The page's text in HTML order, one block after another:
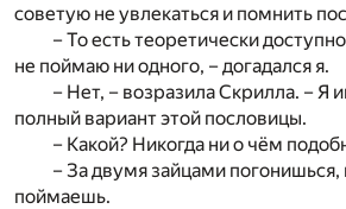
советую не увлекаться и помнить
– То есть теоретически
не поймаю ни одного, – догадался я.
– Нет, – возразила Скрилла. – Я
полный вариант этой пословицы.
– Какой? Никогда ни о чём
– За двумя зайцами погонишься,
поймаешь.